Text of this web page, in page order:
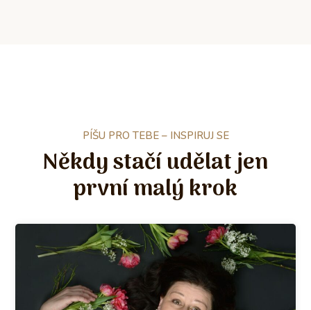
PÍŠU PRO TEBE – INSPIRUJ SE
Někdy stačí udělat jen
první malý krok